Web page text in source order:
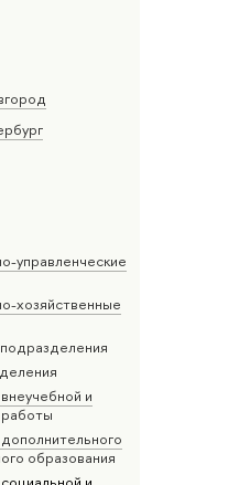
управленческие
хозяйственные
и
образования